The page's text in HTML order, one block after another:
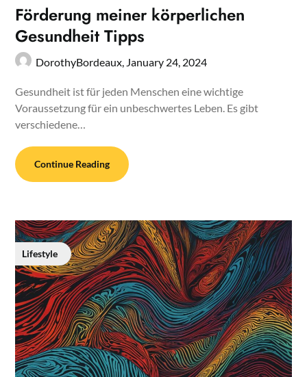
Förderung meiner körperlichen
Gesundheit Tipps
DorothyBordeaux, January 24, 2024
Gesundheit ist für jeden Menschen eine wichtige
Voraussetzung für ein unbeschwertes Leben. Es gibt
verschiedene…
Continue Reading
Lifestyle